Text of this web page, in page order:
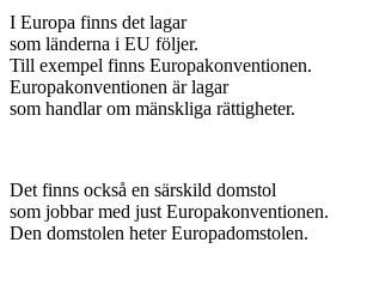
I Europa finns det lagar
som länderna i EU följer.
Till exempel finns Europakonventionen.
Europakonventionen är lagar
som handlar om mänskliga rättigheter.
Det finns också en särskild domstol
som jobbar med just Europakonventionen.
Den domstolen heter Europadomstolen.